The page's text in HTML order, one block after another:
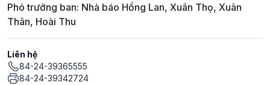
Phó trưởng ban: Nhà báo Hồng Lan, Xuân Thọ, Xuân
Thân, Hoài Thu
Liên hệ
84-24-39365555
84-24-39342724